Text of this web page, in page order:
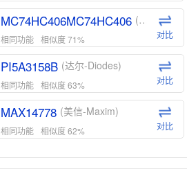
MC74HC406MC74HC406 (安森美-ON)
相同功能 相似度 71% 对比
PI5A3158B (达尔-Diodes)
相同功能 相似度 63% 对比
MAX14778 (美信-Maxim)
相同功能 相似度 62% 对比
ADG1439 (亚德诺-ADI)
对比